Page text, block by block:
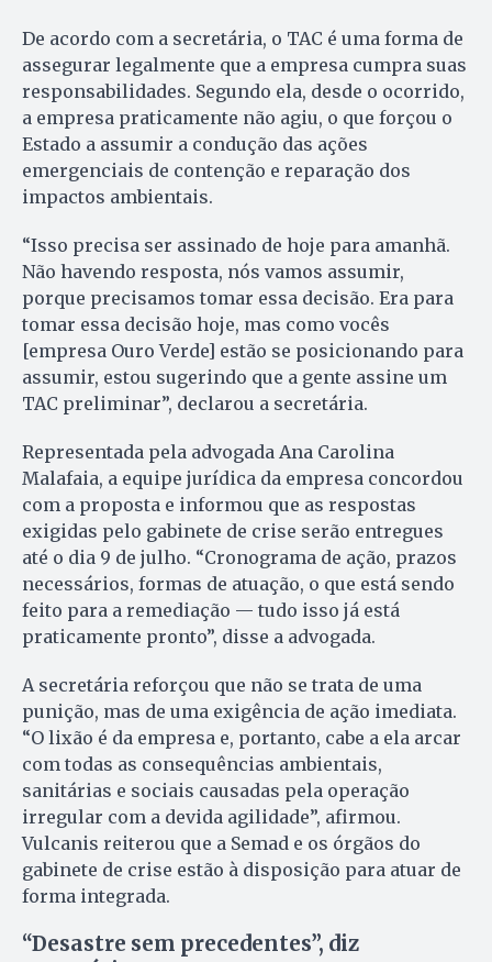
De acordo com a secretária, o TAC é uma forma de
assegurar legalmente que a empresa cumpra suas
responsabilidades. Segundo ela, desde o ocorrido,
a empresa praticamente não agiu, o que forçou o
Estado a assumir a condução das ações
emergenciais de contenção e reparação dos
impactos ambientais.
“Isso precisa ser assinado de hoje para amanhã.
Não havendo resposta, nós vamos assumir,
porque precisamos tomar essa decisão. Era para
tomar essa decisão hoje, mas como vocês
[empresa Ouro Verde] estão se posicionando para
assumir, estou sugerindo que a gente assine um
TAC preliminar”, declarou a secretária.
Representada pela advogada Ana Carolina
Malafaia, a equipe jurídica da empresa concordou
com a proposta e informou que as respostas
exigidas pelo gabinete de crise serão entregues
até o dia 9 de julho. “Cronograma de ação, prazos
necessários, formas de atuação, o que está sendo
feito para a remediação — tudo isso já está
praticamente pronto”, disse a advogada.
A secretária reforçou que não se trata de uma
punição, mas de uma exigência de ação imediata.
“O lixão é da empresa e, portanto, cabe a ela arcar
com todas as consequências ambientais,
sanitárias e sociais causadas pela operação
irregular com a devida agilidade”, afirmou.
Vulcanis reiterou que a Semad e os órgãos do
gabinete de crise estão à disposição para atuar de
forma integrada.
“Desastre sem precedentes”, diz